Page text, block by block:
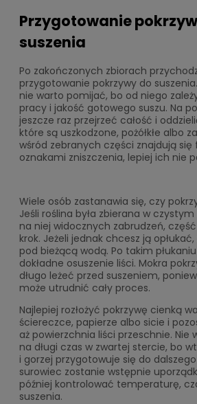
Przygotowanie
suszenia
Po zakończonych zbiorach
przygotowanie pokrzywy do
nie warto pomijać, bo od niego
pracy i jakość gotowego suszu. Na
jeszcze raz przejrzeć całość i
które są uszkodzone, pożółkłe albo
wśród zebranych części znajdują
oznakami zniszczenia, lepiej ich nie
Wiele osób zastanawia się, czy
Jeśli roślina była zbierana w
na niej widocznych zabrudzeń,
krok. Jeżeli jednak chcesz ją
pod bieżącą wodą. Po takim
dokładne osuszenie liści. Mokra
długo leżeć przed suszeniem,
może utrudnić cały proces.
Najlepiej rozłożyć pokrzywę cienką
ściereczce, papierze albo sicie i
aż powierzchnia liści przeschnie. Nie
na długi czas w zwartej stercie, bo
i gorzej przygotowuje się do
surowiec zostanie wstępnie
później kontrolować temperaturę,
suszenia.